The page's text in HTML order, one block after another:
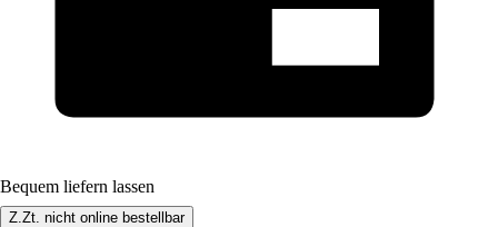
Bequem liefern lassen
Z.Zt. nicht online bestellbar